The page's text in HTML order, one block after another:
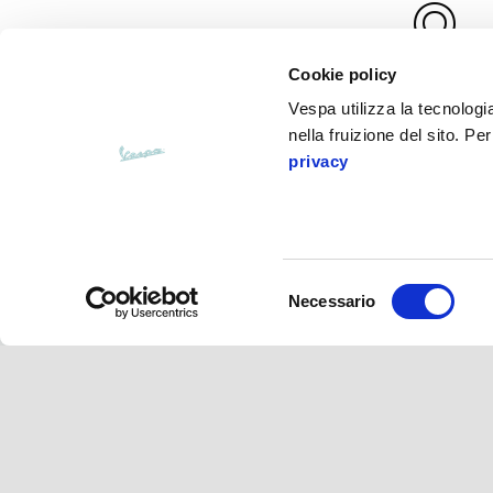
Cookie policy
Vespa utilizza la
nella fruizione del sito.
privacy
Necessario
Dealer locator